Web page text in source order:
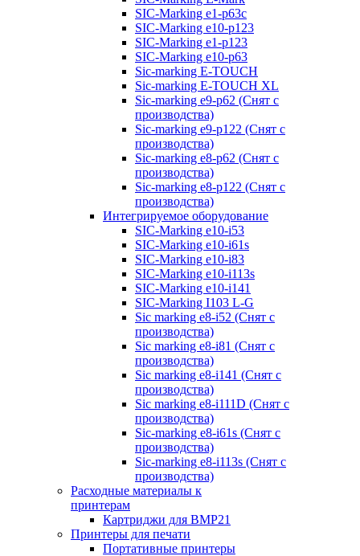
SIC-Marking e1-p63с
SIC-Marking e10-p123
SIC-Marking e1-p123
SIC-Marking e10-p63
Sic-marking E-TOUCH
Sic-marking E-TOUCH XL
Sic-marking e9-p62 (Снят с
производства)
Sic-marking e9-p122 (Снят с
производства)
Sic-marking e8-p62 (Снят с
производства)
Sic-marking e8-p122 (Снят с
производства)
Интегрируемое оборудование
SIC-Marking e10-i53
SIC-Marking e10-i61s
SIC-Marking e10-i83
SIC-Marking e10-i113s
SIC-Marking e10-i141
SIC-Marking I103 L-G
Sic marking e8-i52 (Снят с
производства)
Sic marking e8-i81 (Снят с
производства)
Sic marking e8-i141 (Снят с
производства)
Sic marking e8-i111D (Снят с
производства)
Sic-marking e8-i61s (Снят с
производства)
Sic-marking e8-i113s (Снят с
производства)
Расходные материалы к
принтерам
Картриджи для BMP21
Принтеры для печати
Портативные принтеры